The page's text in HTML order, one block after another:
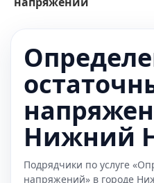
О сервисе
Нижний
Подрядчики по услуге
напряжений» в городе